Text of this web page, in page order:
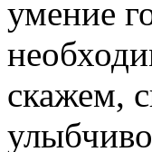
умение
скажем,